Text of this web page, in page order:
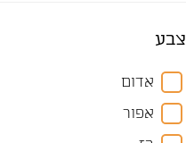
190X140
200X100
צבע
אדום
אפור